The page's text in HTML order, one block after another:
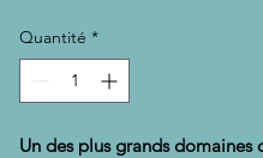
Quantité *
Un des plus grands domaines